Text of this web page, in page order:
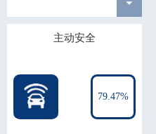
主动安全
79.47%